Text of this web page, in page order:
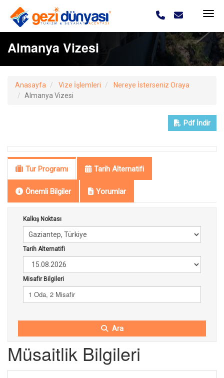
Almanya Vizesi
Anasayfa Vize İşlemleri
Nereye İsterseniz Oraya
Almanya Vizesi
Pdf İndir
Tur Programı Tarih Alternatifi
Önemli Bilgiler Yorumlar
Kalkış Noktası
Tarih Alternatifi
Misafir Bilgileri
1 Oda, 2 Misafir
Ara
Müsaitlik Bilgileri